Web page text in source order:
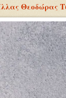
Θεοδώρας